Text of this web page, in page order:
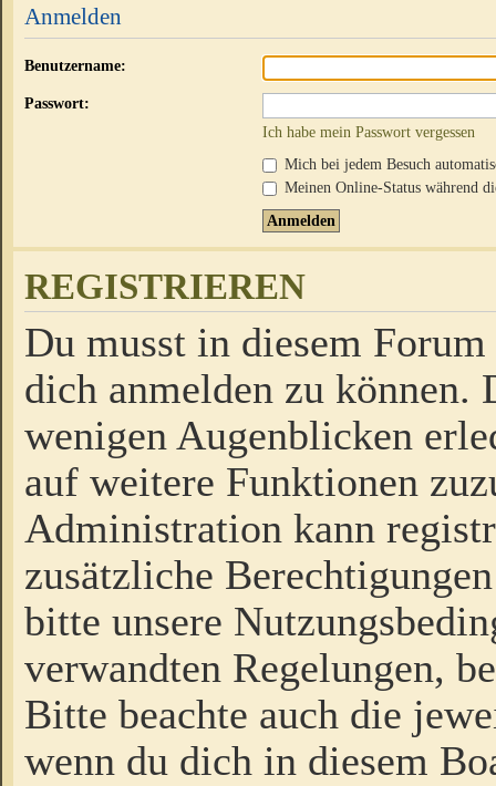
Anmelden
Benutzername:
Passwort:
Ich habe mein Passwort vergessen
Mich bei jedem Besuch
Meinen Online-Status während
REGISTRIEREN
Du musst in diesem
dich anmelden zu
wenigen Augenblicken
auf weitere Funktionen
Administration kann
zusätzliche
bitte unsere
verwandten Regelungen,
Bitte beachte auch die
wenn du dich in diesem